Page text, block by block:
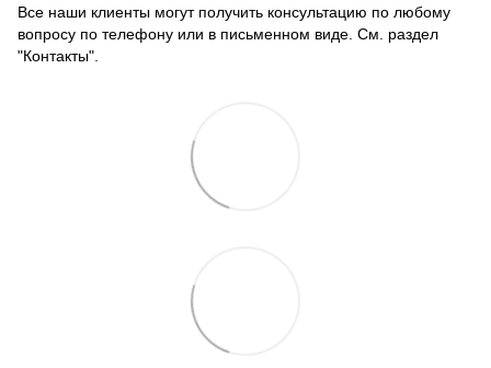
Все наши клиенты могут получить консультацию по любому
вопросу по телефону или в письменном виде. См. раздел
"Контакты".